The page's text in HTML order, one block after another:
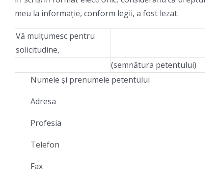
meu la informație, conform legii, a fost lezat.
Vă mulțumesc pentru
solicitudine,
(semnătura petentului)
Numele și prenumele petentului
Adresa
Profesia
Telefon
Fax